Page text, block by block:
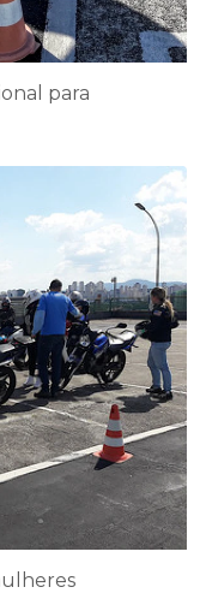
para